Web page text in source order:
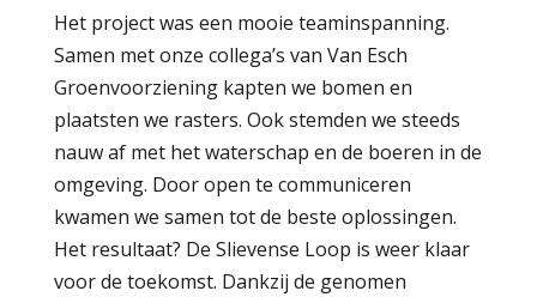
Het project was een mooie teaminspanning.
Samen met onze collega’s van Van Esch
Groenvoorziening kapten we bomen en
plaatsten we rasters. Ook stemden we steeds
nauw af met het waterschap en de boeren in de
omgeving. Door open te communiceren
kwamen we samen tot de beste oplossingen.
Het resultaat? De Slievense Loop is weer klaar
voor de toekomst. Dankzij de genomen